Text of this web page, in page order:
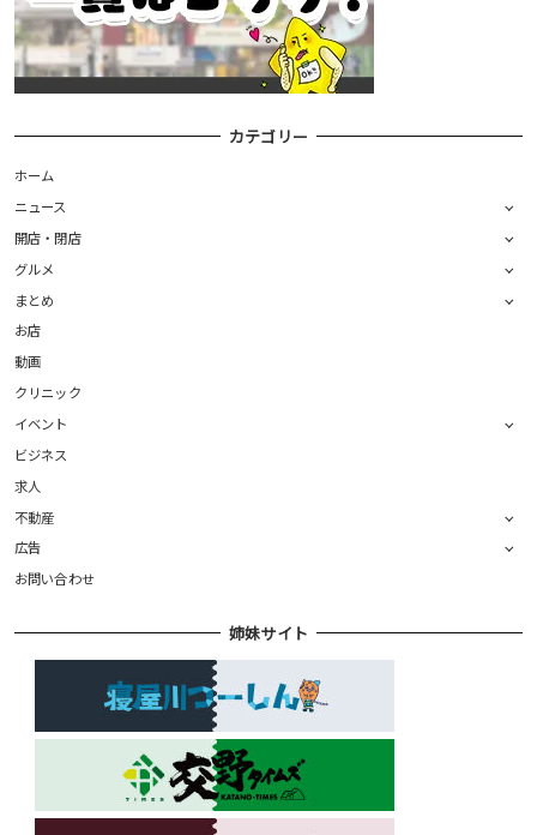
カテゴリー
ホーム
ニュース
開店・閉店
グルメ
まとめ
お店
動画
クリニック
イベント
ビジネス
求人
不動産
広告
お問い合わせ
姉妹サイト